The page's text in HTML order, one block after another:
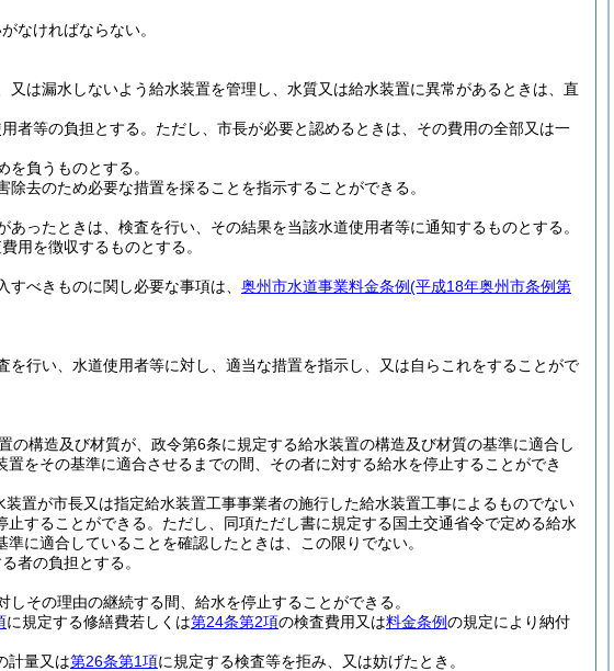
なければならない。
は漏水しないよう給水装置を管理し、水質又は給水装置に異常があるときは、直
者等の負担とする。 ただし、市長が必要と認めるときは、その費用の全部又は一
負うものとする。
去のため必要な措置を採ることを指示することができる。
ったときは、検査を行い、その結果を当該水道使用者等に通知するものとする。
用を徴収するものとする。
べきものに関し必要な事項は、 奥州市水道事業料金条例(平成18年奥州市条例第
行い、水道使用者等に対し、適当な措置を指示し、又は自らこれをすることがで
構造及び材質が、政令第6条に規定する給水装置の構造及び材質の基準に適合し
をその基準に適合させるまでの間、その者に対する給水を停止することができ
置が市長又は指定給水装置工事事業者の施行した給水装置工事によるものでない
することができる。 ただし、同項ただし書に規定する国土交通省令で定める給水
に適合していることを確認したときは、この限りでない。
者の負担とする。
その理由の継続する間、給水を停止することができる。
に規定する修繕費若しくは第24条第2項の検査費用又は料金条例の規定により納付
計量又は第26条第1項に規定する検査等を拒み、又は妨げたとき。